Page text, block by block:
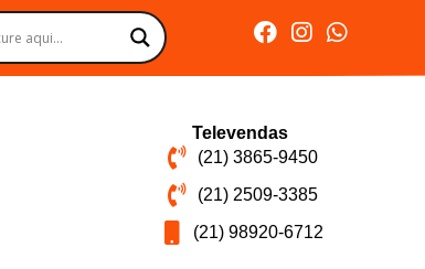
Televendas
(21) 3865-9450
(21) 2509-3385
(21) 98920-6712